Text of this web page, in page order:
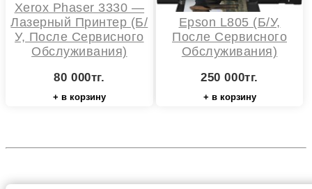
Xerox Phaser 3330 —
Лазерный Принтер (Б/
У, После Сервисного
Обслуживания)
80 000тг.
+ в корзину
Epson L805 (Б/У,
После Сервисного
Обслуживания)
250 000тг.
+ в корзину